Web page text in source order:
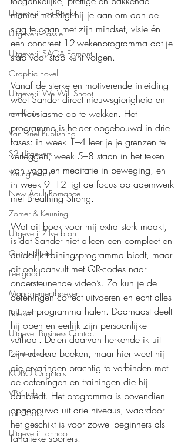
Uitgeverij Loft Books
Uitgeverij Passie
Uitgeverij SAGA Egmont
Graphic novel
Uitgeverij We Will Shoot
non-fictie
Van Driel Publishing
S2 Uitgevers
Young Adult
New Adult Romance
Zomer & Keuning
Uitgeverij Zilverbron
Gezondheid
Feelgood
Managementboeken
Boekerij
Uitgever Business Contact
Prentenboek
KOBO Originals
VBK Lab
Loft Books
Uitgeverij Lannoo
manier moedigt hij je aan om aan de
slag te gaan met zijn mindset, visie én
een concreet 12-wekenprogramma dat je
stap voor stap kunt volgen.
Vanaf de sterke en motiverende inleiding
weet Sander direct nieuwsgierigheid en
enthousiasme op te wekken. Het
programma is helder opgebouwd in drie
fases: in week 1–4 leer je je grenzen te
verleggen, week 5–8 staan in het teken
van yoga en meditatie in beweging, en
in week 9–12 ligt de focus op ademwerk
met Breathing Strong.
Wat dit boek voor mij extra sterk maakt,
is dat Sander niet alleen een compleet en
duidelijk trainingsprogramma biedt, maar
dit ook aanvult met QR-codes naar
ondersteunende video’s. Zo kun je de
oefeningen correct uitvoeren en echt alles
uit het programma halen. Daarnaast deelt
hij open en eerlijk zijn persoonlijke
verhaal. Delen daarvan herkende ik uit
zijn eerdere boeken, maar hier weet hij
die ervaringen prachtig te verbinden met
de oefeningen en trainingen die hij
aanbiedt. Het programma is bovendien
opgebouwd uit drie niveaus, waardoor
het geschikt is voor zowel beginners als
fanatieke sporters.